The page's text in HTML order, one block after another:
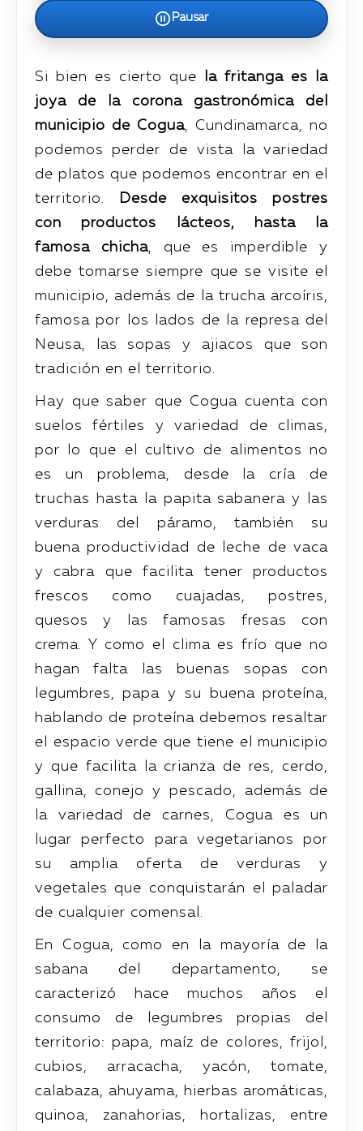
Pausar
Si bien es cierto que
la fritanga es la
joya de la corona gastronómica del
municipio de Cogua, Cundinamarca, no
podemos perder de vista la variedad
de platos que podemos encontrar en el
territorio.
Desde exquisitos postres
con productos lácteos, hasta la
famosa chicha, que es imperdible y
debe tomarse siempre que se visite el
municipio, además de la trucha arcoíris,
famosa por los lados de la represa del
Neusa, las sopas y ajiacos que son
tradición en el territorio.
Hay que saber que Cogua cuenta con
suelos fértiles y variedad de climas,
por lo que el cultivo de alimentos no
es un problema, desde la cría de
truchas hasta la papita sabanera y las
verduras del páramo, también su
buena productividad de leche de vaca
y cabra que facilita tener productos
frescos como cuajadas, postres,
quesos y las famosas fresas con
crema. Y como el clima es frío que no
hagan falta las buenas sopas con
legumbres, papa y su buena proteína,
hablando de proteína debemos resaltar
el espacio verde que tiene el municipio
y que facilita la crianza de res, cerdo,
gallina, conejo y pescado, además de
la variedad de carnes, Cogua es un
lugar perfecto para vegetarianos por
su amplia oferta de verduras y
vegetales que conquistarán el paladar
de cualquier comensal.
En Cogua, como en la mayoría de la
sabana del departamento, se
caracterizó hace muchos años el
consumo de legumbres propias del
territorio: papa, maíz de colores, frijol,
cubios, arracacha, yacón, tomate,
calabaza, ahuyama, hierbas aromáticas,
quinoa, zanahorias, hortalizas, entre